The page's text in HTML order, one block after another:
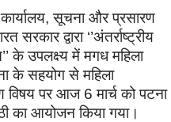
,सूचना और प्रसारण
सरकार द्वारा ‘’अंतर्राष्ट्रीय
’’ के उपलक्ष्य में मगध महिला
के सहयोग से महिला
विषय पर आज 6 मार्च को पटना
का आयोजन किया गया।